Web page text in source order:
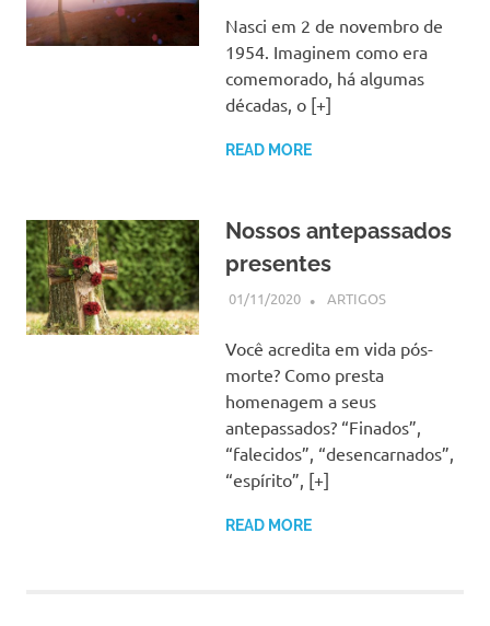
Nasci em 2 de novembro de
1954. Imaginem como era
comemorado, há algumas
décadas, o [+]
READ MORE
Nossos antepassados
presentes
01/11/2020 SSPS BRASIL
ARTIGOS
Você acredita em vida pós-
morte? Como presta
homenagem a seus
antepassados? “Finados”,
“falecidos”, “desencarnados”,
“espírito”, [+]
READ MORE